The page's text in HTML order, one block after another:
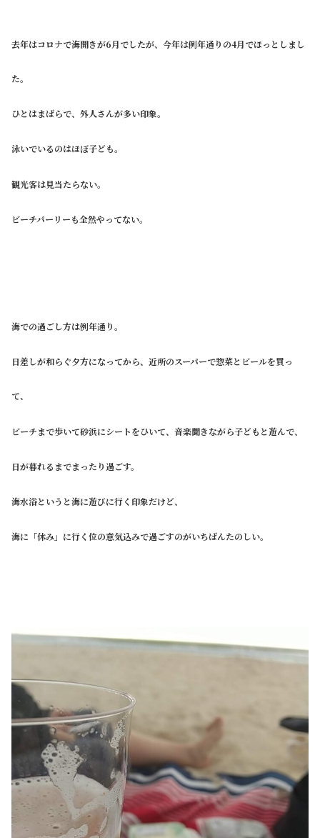
去年はコロナで海開きが6月でしたが、今年は例年通りの4月でほっとしまし
た。
ひとはまばらで、外人さんが多い印象。
泳いでいるのはほぼ子ども。
観光客は見当たらない。
ビーチパーリーも全然やってない。
海での過ごし方は例年通り。
日差しが和らぐ夕方になってから、近所のスーパーで惣菜とビールを買っ
て、
ビーチまで歩いて砂浜にシートをひいて、音楽聞きながら子どもと遊んで、
日が暮れるまでまったり過ごす。
海水浴というと海に遊びに行く印象だけど、
海に「休み」に行く位の意気込みで過ごすのがいちばんたのしい。